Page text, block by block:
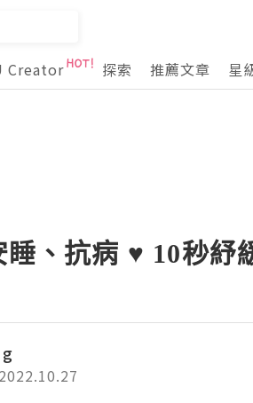
Creator 探索 推薦文章 星
睡、抗病 ♥ 10秒